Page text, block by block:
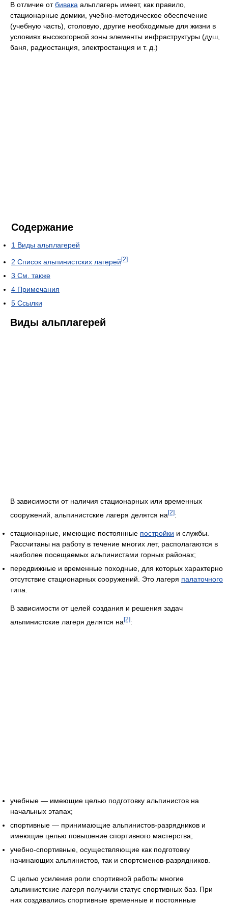
В отличие отбивака альплагерь имеет, как правило,
стационарные домики, учебно-методическое обеспечение
(учебную часть), столовую, другие необходимые для жизни в
условиях высокогорной зоны элементы инфраструктуры (душ,
баня, радиостанция, электростанция и т. д.)
Содержание
1 Виды альплагерей
2 Список альпинистских лагерей [2]
3 См. также
4 Примечания
5 Ссылки
Виды альплагерей
В зависимости от наличия стационарных или временных
сооружений, альпинистские лагеря делятся на [2]:
стационарные, имеющие постоянные постройки и службы.
Рассчитаны на работу в течение многих лет, располагаются в
наиболее посещаемых альпинистами горных районах;
передвижные и временные походные, для которых характерно
отсутствие стационарных сооружений. Это лагеря палаточного
типа.
В зависимости от целей создания и решения задач
альпинистские лагеря делятся на[2]:
учебные — имеющие целью подготовку альпинистов на
начальных этапах;
спортивные — принимающие альпинистов-разрядников и
имеющие целью повышение спортивного мастерства;
учебно-спортивные, осуществляющие как подготовку
начинающих альпинистов, так и спортсменов-разрядников.
С целью усиления роли спортивной работы многие
альпинистские лагеря получили статус спортивных баз. При
них создавались спортивные временные и постоянные